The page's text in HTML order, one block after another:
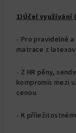
1)Účel
- Pro pravidelné
matrace z
- Z HR pěny,
kompromis mezi
cenou.
- K